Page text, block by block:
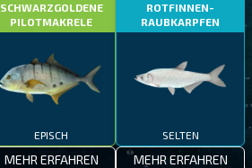
SCHWARZGOLDENE
PILOTMAKRELE
EPISCH
MEHR ERFAHREN
ROTFINNEN-
RAUBKARPFEN
SELTEN
MEHR ERFAHREN